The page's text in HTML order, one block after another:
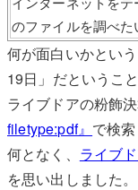
のファイルを調べた
何が面白いかとい
19日」だということ
ライブドアの粉飾
filetype:pdf』 で検
何となく、 ライブ
を思い出しました。